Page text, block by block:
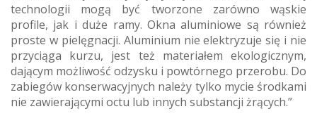
technologii mogą być tworzone zarówno wąskie
profile, jak i duże ramy. Okna aluminiowe są również
proste w pielęgnacji. Aluminium nie elektryzuje się i nie
przyciąga kurzu, jest też materiałem ekologicznym,
dającym możliwość odzysku i powtórnego przerobu. Do
zabiegów konserwacyjnych należy tylko mycie środkami
nie zawierającymi octu lub innych substancji żrących.”